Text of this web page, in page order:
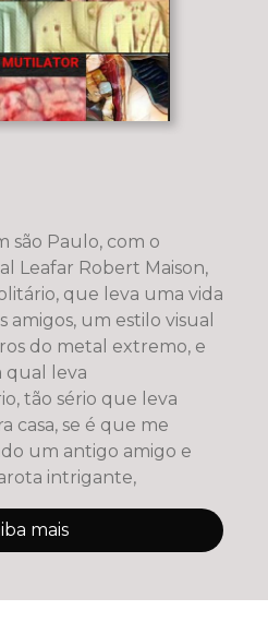
são Paulo, com o
Leafar Robert Maison,
que leva uma vida
amigos, um estilo visual
do metal extremo, e
qual leva
tão sério que leva
casa, se é que me
um antigo amigo e
intrigante,
mais